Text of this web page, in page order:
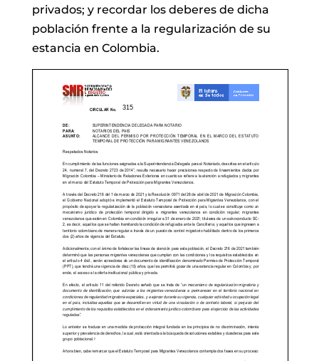
privados; y recordar los deberes de dicha
población frente a la regularización de su
estancia en Colombia.